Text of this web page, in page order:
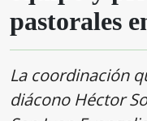
pastorales
La coordinación
diácono Héctor